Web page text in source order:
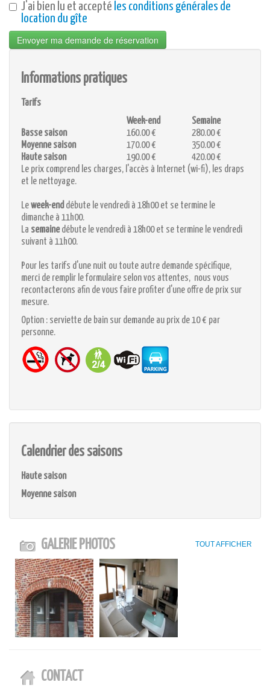
J'ai bien lu et accepté les conditions générales de
location du gîte
Envoyer ma demande de réservation
Informations pratiques
Tarifs
Week-end
Semaine
Basse saison
160.00 €
280.00 €
Moyenne saison
170.00 €
350.00 €
Haute saison
190.00 €
420.00 €
Le prix comprend les charges, l'accès à Internet (wi-fi), les draps
et le nettoyage.
Leweek-end débute le vendredi à 18h00 et se termine le
dimanche à 11h00.
La semainedébute le vendredi à 18h00 et se termine le vendredi
suivant à 11h00.
Pour les tarifs d'une nuit ou toute autre demande spécifique,
merci de remplir le formulaire selon vos attentes, nous vous
recontacterons afin de vous faire profiter d'une offre de prix sur
mesure.
Option : serviette de bain sur demande au prix de 10 € par
personne.
Calendrier des saisons
Haute saison
Moyenne saison
GALERIE PHOTOS TOUT AFFICHER
CONTACT